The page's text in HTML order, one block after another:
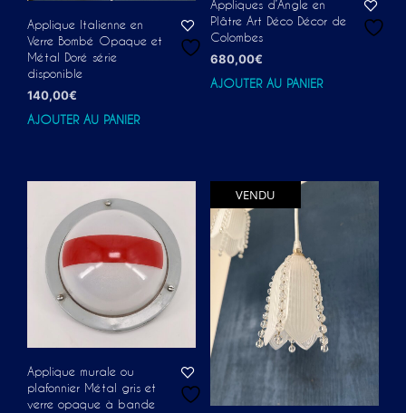
Applique Italienne en
Verre Bombé Opaque et
Métal Doré série
disponible
140,00€
AJOUTER AU PANIER
Appliques d’Angle en
Plâtre Art Déco Décor de
Colombes
680,00€
AJOUTER AU PANIER
Applique murale ou
plafonnier Métal gris et
verre opaque à bande
VENDU